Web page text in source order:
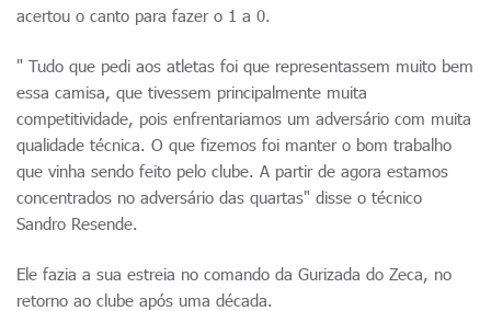
acertou o canto para fazer o 1 a 0.
" Tudo que pedi aos atletas foi que representassem muito bem
essa camisa, que tivessem principalmente muita
competitividade, pois enfrentariamos um adversário com muita
qualidade técnica. O que fizemos foi manter o bom trabalho
que vinha sendo feito pelo clube. A partir de agora estamos
concentrados no adversário das quartas" disse o técnico
Sandro Resende.
Ele fazia a sua estreia no comando da Gurizada do Zeca, no
retorno ao clube após uma década.